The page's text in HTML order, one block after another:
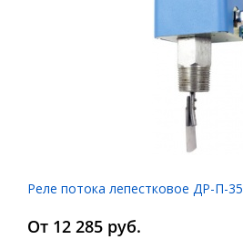
Реле потока лепестковое ДР-П-35
От 12 285 руб.